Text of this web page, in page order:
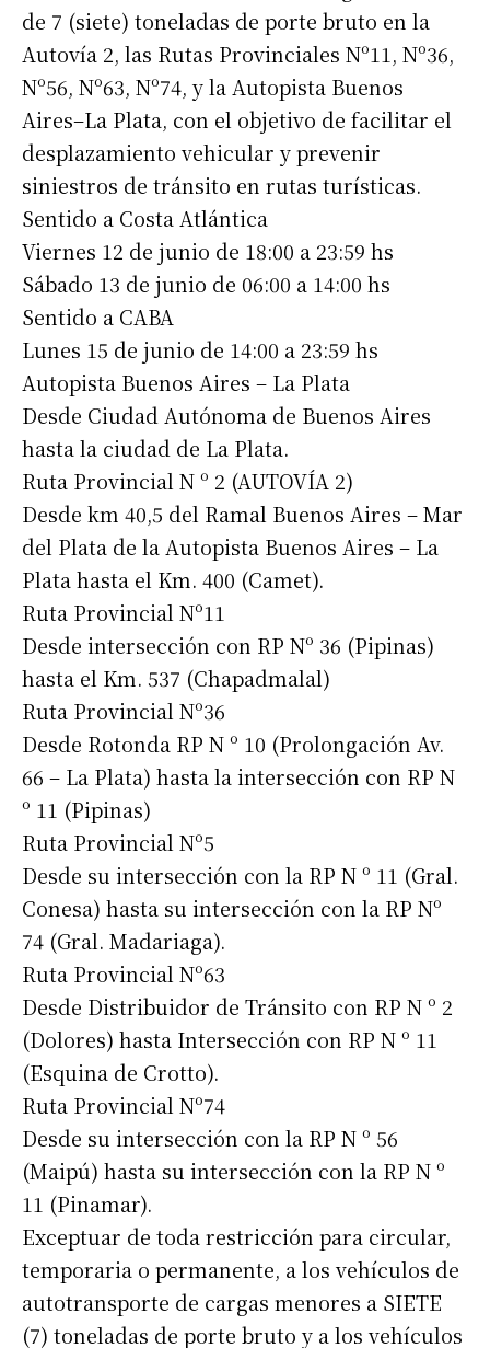
de 7 (siete) toneladas de porte bruto en la
Autovía 2, las Rutas Provinciales Nº11, Nº36,
Nº56, Nº63, Nº74, y la Autopista Buenos
Aires–La Plata, con el objetivo de facilitar el
desplazamiento vehicular y prevenir
siniestros de tránsito en rutas turísticas.
Sentido a Costa Atlántica
Viernes 12 de junio de 18:00 a 23:59 hs
Sábado 13 de junio de 06:00 a 14:00 hs
Sentido a CABA
Lunes 15 de junio de 14:00 a 23:59 hs
Autopista Buenos Aires – La Plata
Desde Ciudad Autónoma de Buenos Aires
hasta la ciudad de La Plata.
Ruta Provincial N º 2 (AUTOVÍA 2)
Desde km 40,5 del Ramal Buenos Aires – Mar
del Plata de la Autopista Buenos Aires – La
Plata hasta el Km. 400 (Camet).
Ruta Provincial Nº11
Desde intersección con RP Nº 36 (Pipinas)
hasta el Km. 537 (Chapadmalal)
Ruta Provincial Nº36
Desde Rotonda RP N º 10 (Prolongación Av.
66 – La Plata) hasta la intersección con RP N
º 11 (Pipinas)
Ruta Provincial Nº5
Desde su intersección con la RP N º 11 (Gral.
Conesa) hasta su intersección con la RP Nº
74 (Gral. Madariaga).
Ruta Provincial Nº63
Desde Distribuidor de Tránsito con RP N º 2
(Dolores) hasta Intersección con RP N º 11
(Esquina de Crotto).
Ruta Provincial Nº74
Desde su intersección con la RP N º 56
(Maipú) hasta su intersección con la RP N º
11 (Pinamar).
Exceptuar de toda restricción para circular,
temporaria o permanente, a los vehículos de
autotransporte de cargas menores a SIETE
(7) toneladas de porte bruto y a los vehículos